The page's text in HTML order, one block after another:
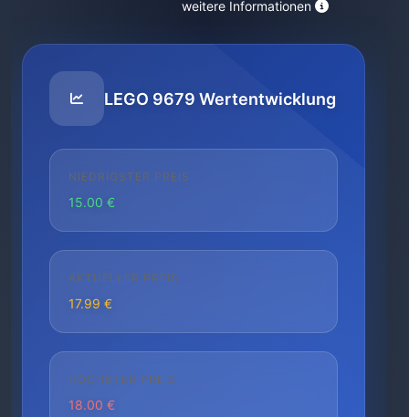
weitere Informationen
LEGO 9679 Wertentwicklung
NIEDRIGSTER PREIS
15.00 €
AKTUELLER PREIS
17.99 €
HÖCHSTER PREIS
18.00 €